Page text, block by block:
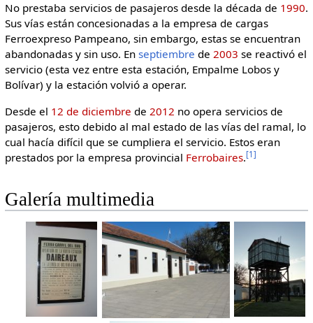
No prestaba servicios de pasajeros desde la década de 1990.
Sus vías están concesionadas a la empresa de cargas
Ferroexpreso Pampeano, sin embargo, estas se encuentran
abandonadas y sin uso. En septiembre de 2003 se reactivó el
servicio (esta vez entre esta estación, Empalme Lobos y
Bolívar) y la estación volvió a operar.
Desde el 12 de diciembre de 2012 no opera servicios de
pasajeros, esto debido al mal estado de las vías del ramal, lo
cual hacía difícil que se cumpliera el servicio. Estos eran
prestados por la empresa provincial Ferrobaires.[1]
Galería multimedia